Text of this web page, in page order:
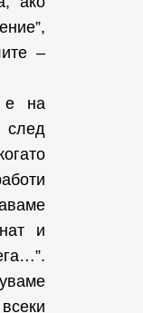
–
е на
след
и